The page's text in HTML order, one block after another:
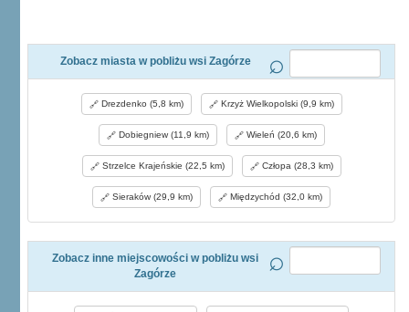
Zobacz miasta w pobliżu wsi Zagórze
Drezdenko (5,8 km) Krzyż Wielkopolski (9,9 km)
Dobiegniew (11,9 km) Wieleń (20,6 km)
Strzelce Krajeńskie (22,5 km) Człopa (28,3 km)
Sieraków (29,9 km) Międzychód (32,0 km)
Zobacz inne miejscowości w pobliżu wsi
Zagórze